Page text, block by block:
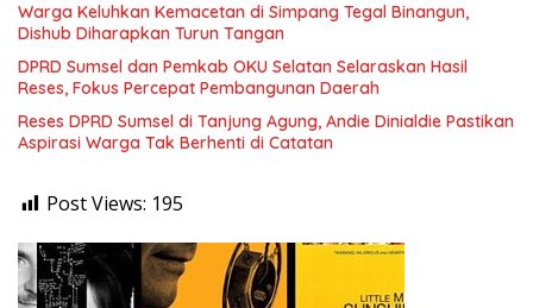
Warga Keluhkan Kemacetan di Simpang Tegal Binangun,
Dishub Diharapkan Turun Tangan
DPRD Sumsel dan Pemkab OKU Selatan Selaraskan Hasil
Reses, Fokus Percepat Pembangunan Daerah
Reses DPRD Sumsel di Tanjung Agung, Andie Dinialdie Pastikan
Aspirasi Warga Tak Berhenti di Catatan
Post Views: 195